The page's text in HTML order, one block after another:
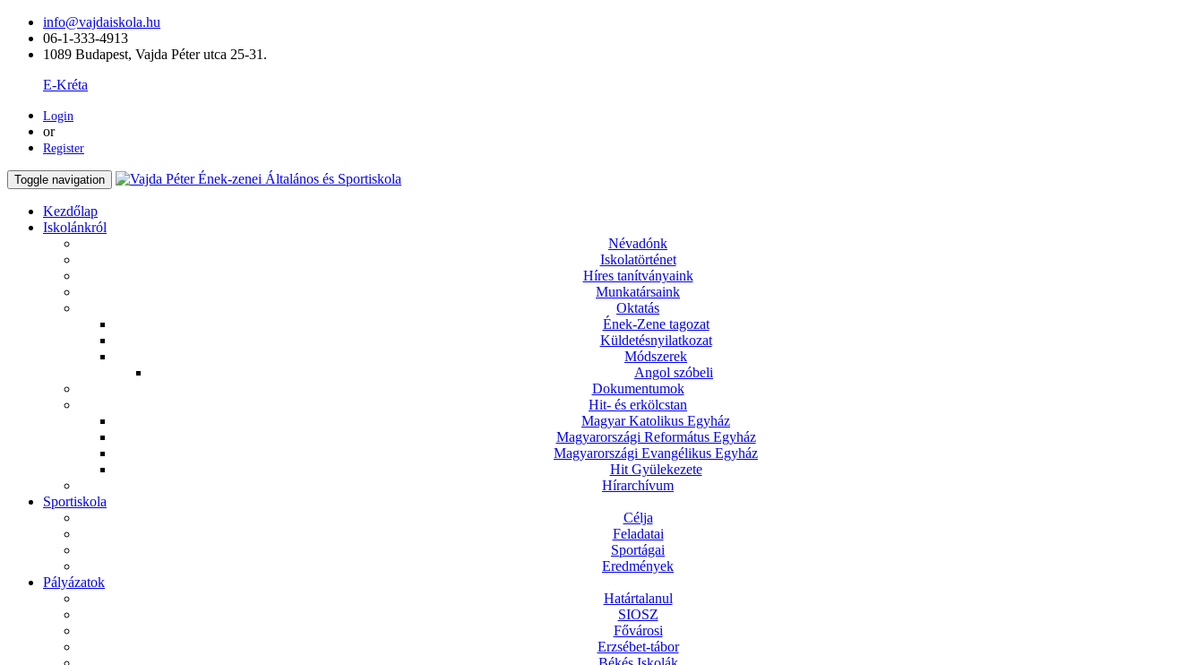
info@vajdaiskola.hu
06-1-333-4913
1089 Budapest, Vajda Péter utca 25-31.
E-Kréta
Login
or
Register
Toggle navigation
Kezdőlap
Iskolánkról
Névadónk
Iskolatörténet
Híres tanítványaink
Munkatársaink
Oktatás
Ének-Zene tagozat
Küldetésnyilatkozat
Módszerek
Angol szóbeli
Dokumentumok
Hit- és erkölcstan
Magyar Katolikus Egyház
Magyarországi Református Egyház
Magyarországi Evangélikus Egyház
Hit Gyülekezete
Hírarchívum
Sportiskola
Célja
Feladatai
Sportágai
Eredmények
Pályázatok
Határtalanul
SIOSZ
Fővárosi
Erzsébet-tábor